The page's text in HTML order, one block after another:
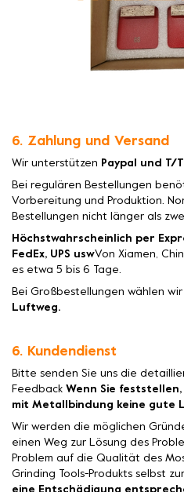
6. Zahlung und Versand
Wir unterstützen Paypal und T/
Bei regulären Bestellungen
Vorbereitung und Produktion.
Bestellungen nicht länger als
Höchstwahrscheinlich per
FedEx, UPS uswVon Xiamen,
es etwa 5 bis 6 Tage.
Bei Großbestellungen wählen
Luftweg.
6. Kundendienst
Bitte senden Sie uns die
Feedback Wenn Sie
mit Metallbindung keine gute
Wir werden die möglichen
einen Weg zur Lösung des
Problem auf die Qualität des
Grinding Tools-Produkts selbst